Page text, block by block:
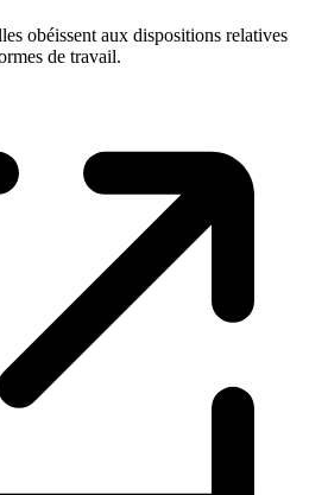
obéissent aux dispositions relatives
de travail.